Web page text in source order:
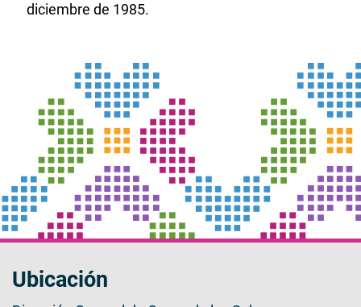
diciembre de 1985.
Ubicación